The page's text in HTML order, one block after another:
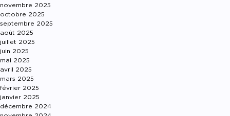
novembre 2025
octobre 2025
septembre 2025
août 2025
juillet 2025
juin 2025
mai 2025
avril 2025
mars 2025
février 2025
janvier 2025
décembre 2024